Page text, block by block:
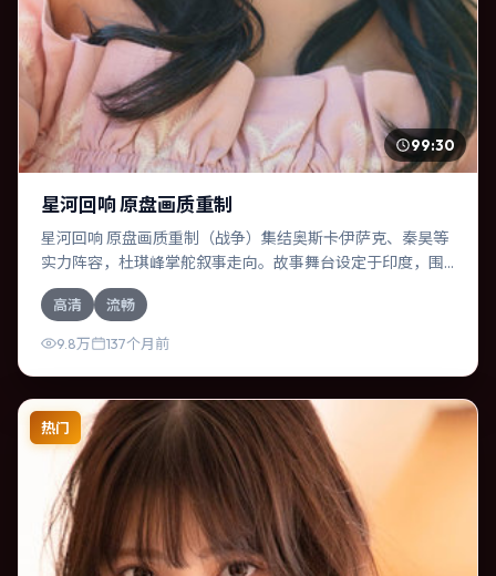
99:30
星河回响 原盘画质重制
星河回响 原盘画质重制（战争）集结奥斯卡·伊萨克、秦昊等
实力阵容，杜琪峰掌舵叙事走向。故事舞台设定于印度，围
绕一次意外选择展开连锁反应；配乐与色彩高度服务于主
题，结尾留白耐人寻味。
高清 流畅
9.8万 137个月前
热门